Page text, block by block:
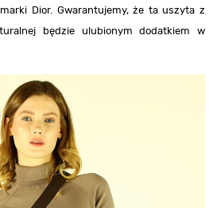
Dior. Gwarantujemy, że ta uszyta z
będzie ulubionym dodatkiem w